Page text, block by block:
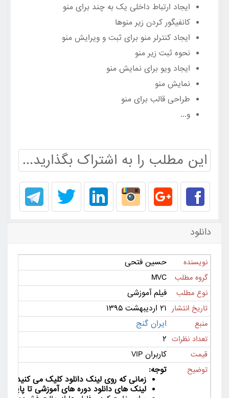
ایجاد ارتباط داخلی یک به چند برای منو
کانفیگور کردن زیر منوها
ایجاد کنترلر منو برای ثبت و ویرایش منو
نحوه ثبت زیر منو
ایجاد ویو برای نمایش منو
نمایش منو
طراحی قالب برای منو
و...
این مطلب را به اشتراک بگذارید...
دانلود
نویسنده حسین فتحی
گروه مطلب MVC
نوع مطلب فیلم آموزشی
تاریخ انتشار ۲۱ اردیبهشت ۱۳۹۵
منبع ایران گنج
تعداد نظرات ۲
قیمت کاربران VIP
توضیح توجه:
زمانی که روی لینک دانلود کلیک می کنید لینک دانلود به مدت
لینک های دانلود دوره های آموزشی تا پایان